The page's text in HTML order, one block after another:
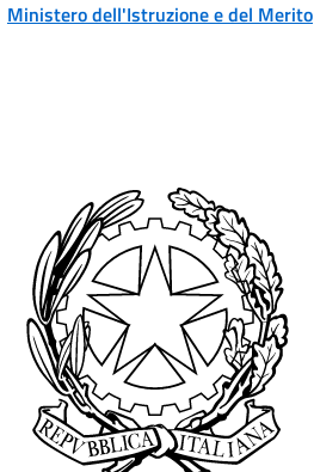
Vai ai contenuti
Vai al menu di navigazione
Vai al footer
Ministero dell'Istruzione e del Merito